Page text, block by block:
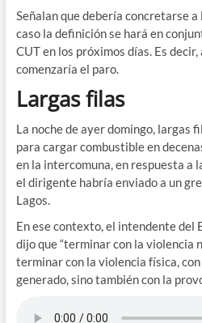
Señalan que debería concretarse
caso la definición se hará en
CUT en los próximos días. Es decir,
comenzaría el paro.
Largas filas
La noche de ayer domingo, largas
para cargar combustible en
en la intercomuna, en respuesta a
el dirigente habría enviado a un
Lagos.
En ese contexto, el intendente del
dijo que “terminar con la violencia
terminar con la violencia física,
generado, sino también con la